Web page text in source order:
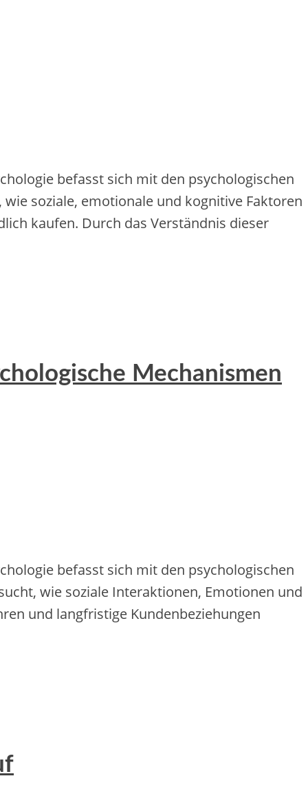
befasst sich mit den psychologischen
soziale, emotionale und kognitive Faktoren
kaufen. Durch das Verständnis dieser
Mechanismen
befasst sich mit den psychologischen
wie soziale Interaktionen, Emotionen und
und langfristige Kundenbeziehungen